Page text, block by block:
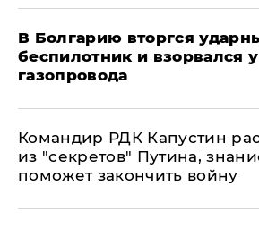
В Болгарию вторгся
беспилотник и взорвался
газопровода
Командир РДК Капустин
из "секретов" Путина,
поможет закончить войну